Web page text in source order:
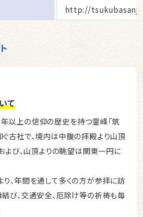
http://
て
以上の信仰の歴史を持つ霊峰「筑
ぐ古社で、境内は中腹の拝殿より山頂
よび、山頂よりの眺望は関東一円に
、年間を通して多くの方が参拝に訪
び、交通安全、厄除け等の祈祷も毎